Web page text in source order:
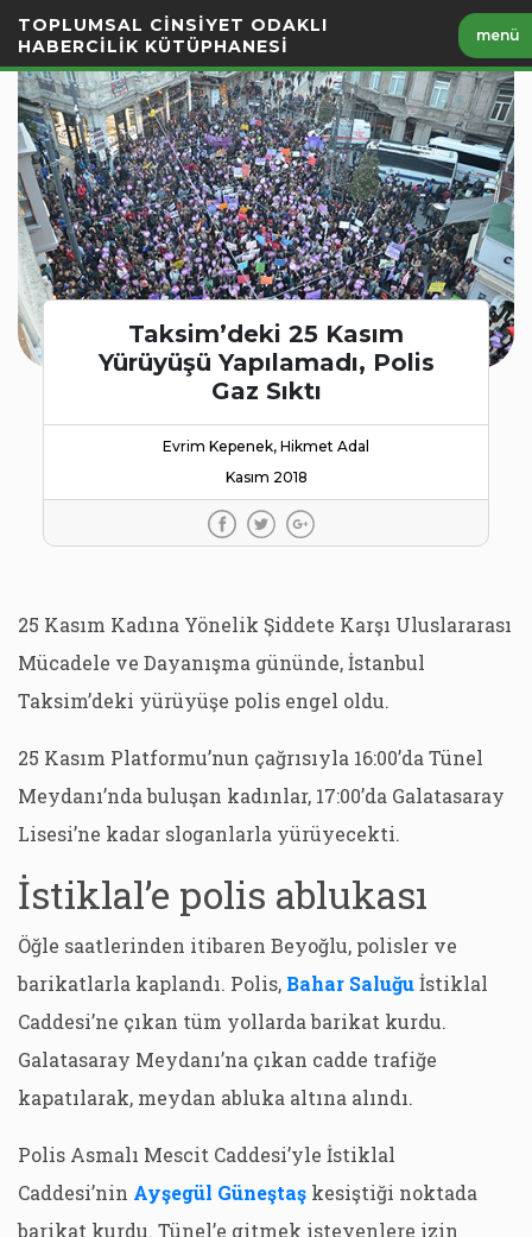
Geç
TOPLUMSAL CİNSİYET ODAKLI
HABERCİLİK KÜTÜPHANESİ
menü
Taksim’deki 25 Kasım
Yürüyüşü Yapılamadı, Polis
Gaz Sıktı
Evrim Kepenek, Hikmet Adal
Kasım 2018
25 Kasım Kadına Yönelik Şiddete Karşı Uluslararası
Mücadele ve Dayanışma gününde, İstanbul
Taksim’deki yürüyüşe polis engel oldu.
25 Kasım Platformu’nun çağrısıyla 16:00’da Tünel
Meydanı’nda buluşan kadınlar, 17:00’da Galatasaray
Lisesi’ne kadar sloganlarla yürüyecekti.
İstiklal’e polis ablukası
Öğle saatlerinden itibaren Beyoğlu, polisler ve
barikatlarla kaplandı. Polis, Bahar Saluğuİstiklal
Caddesi’ne çıkan tüm yollarda barikat kurdu.
Galatasaray Meydanı’na çıkan cadde trafiğe
kapatılarak, meydan abluka altına alındı.
Polis Asmalı Mescit Caddesi’yle İstiklal
Caddesi’nin Ayşegül Güneştaş kesiştiği noktada
barikat kurdu. Tünel’e gitmek isteyenlere izin